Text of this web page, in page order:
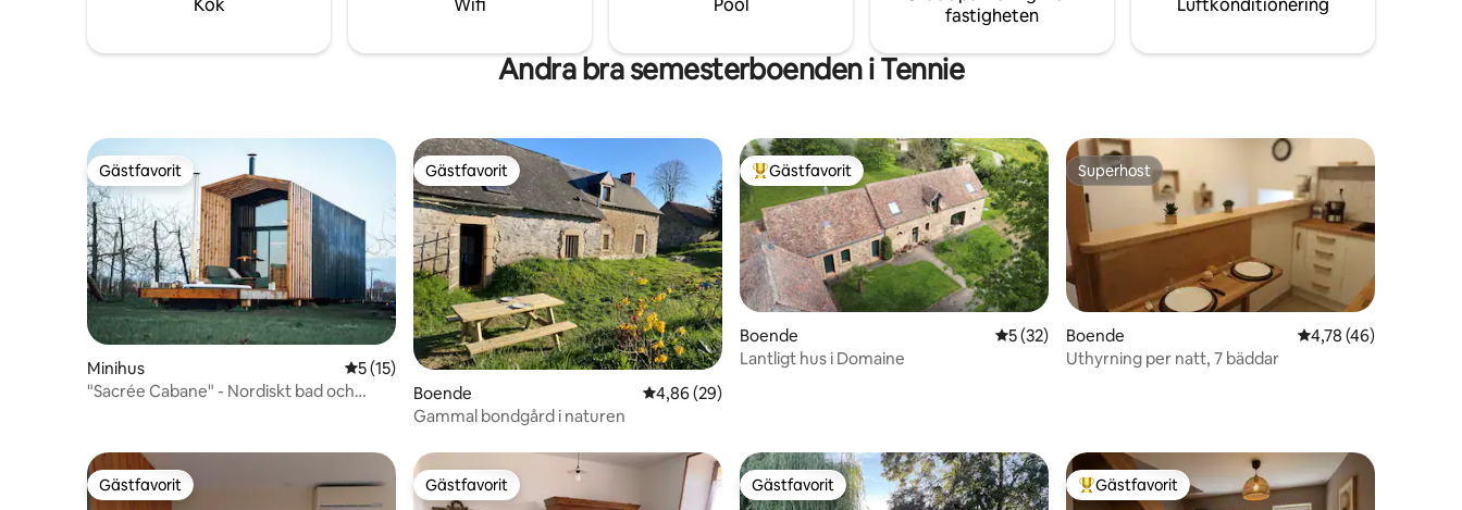
Kök Wifi Pool
fastigheten
Luftkonditionering
Andra bra semesterboenden i Tennie
Gästfavorit
Gästfavorit
Minihus 5 av 5 i genomsnittligt betyg, 15 omdömen
5 (15)
"Sacrée Cabane" - Nordiskt bad och
Gästfavorit
Gästfavorit
Boende 4,86 av 5 i genomsnittligt betyg, 29 omdömen
4,86 (29)
Gammal bondgård i naturen
Populär gästfavorit
Gästfavorit
Boende 5 av 5 i genomsnittligt betyg, 32 omdömen
5 (32)
Lantligt hus i Domaine
Superhost
Superhost
Boende 4,78 av 5 i
4,78 (46)
Uthyrning per natt, 7 bäddar
Gästfavorit
Gästfavorit Gästfavorit
Gästfavorit Gästfavorit
Gästfavorit Populär gästfavorit
Gästfavorit